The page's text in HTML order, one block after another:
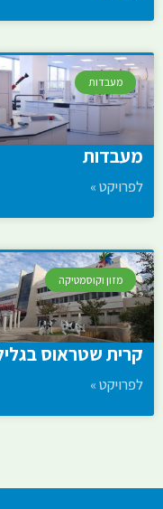
מעבדות
מעבדות
לפרויקט »
מזון וקוסמטיקה
קרית שטראוס
לפרויקט »